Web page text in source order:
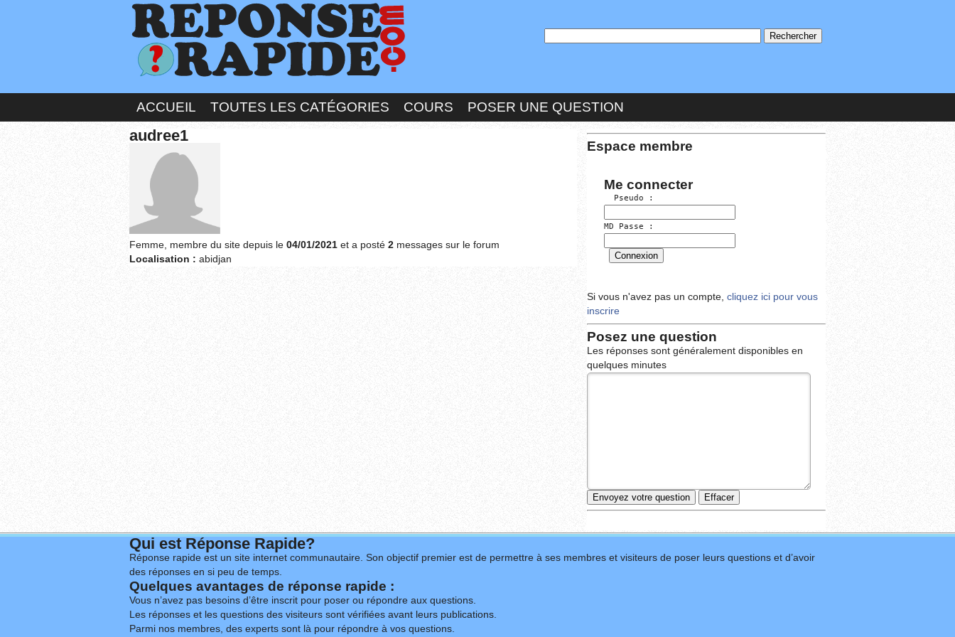
ACCUEIL TOUTES LES CATÉGORIES COURS POSER UNE QUESTION
audree1
Femme, membre du site depuis le 04/01/2021 et a posté 2 messages sur le forum
Localisation : abidjan
Espace membre
Me connecter
  Pseudo :
MD Passe :
Si vous n'avez pas un compte, cliquez ici pour vous
inscrire
Posez une question
Les réponses sont généralement disponibles en
quelques minutes
Qui est Réponse Rapide?
Réponse rapide est un site internet communautaire. Son objectif premier est de permettre à ses membres et visiteurs de poser leurs questions et d’avoir
des réponses en si peu de temps.
Quelques avantages de réponse rapide :
Vous n’avez pas besoins d’être inscrit pour poser ou répondre aux questions.
Les réponses et les questions des visiteurs sont vérifiées avant leurs publications.
Parmi nos membres, des experts sont là pour répondre à vos questions.